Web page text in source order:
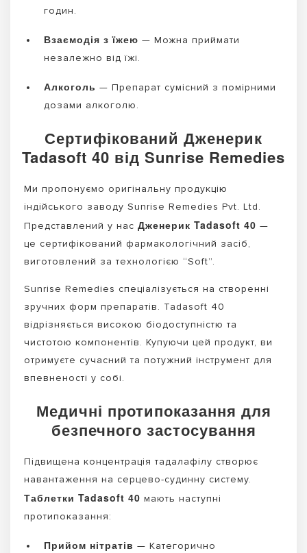
годин.
Взаємодія з їжею — Можна приймати
незалежно від їжі.
Алкоголь — Препарат сумісний з помірними
дозами алкоголю.
Сертифікований Дженерик
Tadasoft 40 від Sunrise Remedies
Ми пропонуємо оригінальну продукцію
індійського заводу Sunrise Remedies Pvt. Ltd.
Представлений у нас Дженерик Tadasoft 40 —
це сертифікований фармакологічний засіб,
виготовлений за технологією “Soft”.
Sunrise Remedies спеціалізується на створенні
зручних форм препаратів. Tadasoft 40
відрізняється високою біодоступністю та
чистотою компонентів. Купуючи цей продукт, ви
отримуєте сучасний та потужний інструмент для
впевненості у собі.
Медичні протипоказання для
безпечного застосування
Підвищена концентрація тадалафілу створює
навантаження на серцево-судинну систему.
Таблетки Tadasoft 40 мають наступні
протипоказання:
Прийом нітратів — Категорично